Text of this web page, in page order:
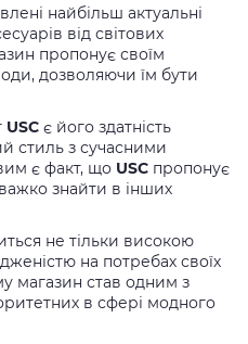
найбільш актуальні
від світових
пропонує своїм
дозволяючи їм бути
USC є його здатність
стиль з сучасними
є факт, що USC пропонує
знайти в інших
не тільки високою
на потребах своїх
магазин став одним з
в сфері модного